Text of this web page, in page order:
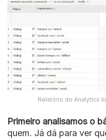
Relatório do Analytics
Primeiro analisamos o
quem. Já dá para ver